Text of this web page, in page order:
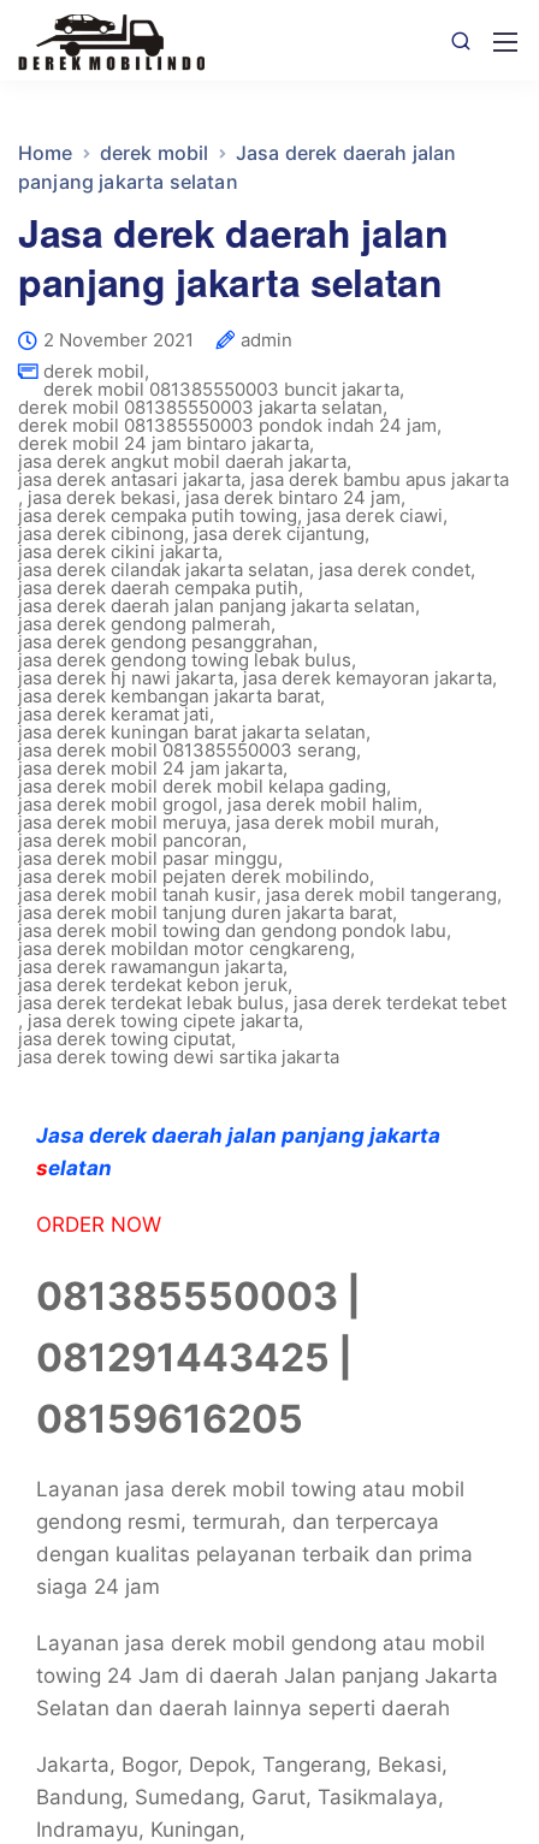
Home derek mobil
Jasa derek daerah jalan
panjang jakarta selatan
Jasa derek daerah jalan
panjang jakarta selatan
2 November 2021
admin
derek mobil,
derek mobil 081385550003 buncit jakarta,
derek mobil 081385550003 jakarta selatan,
derek mobil 081385550003 pondok indah 24 jam,
derek mobil 24 jam bintaro jakarta,
jasa derek angkut mobil daerah jakarta,
jasa derek antasari jakarta, jasa derek bambu apus jakarta
, jasa derek bekasi,jasa derek bintaro 24 jam,
jasa derek cempaka putih towing, jasa derek ciawi,
jasa derek cibinong,jasa derek cijantung,
jasa derek cikini jakarta,
jasa derek cilandak jakarta selatan, jasa derek condet,
jasa derek daerah cempaka putih,
jasa derek daerah jalan panjang jakarta selatan,
jasa derek gendong palmerah,
jasa derek gendong pesanggrahan,
jasa derek gendong towing lebak bulus,
jasa derek hj nawi jakarta,jasa derek kemayoran jakarta,
jasa derek kembangan jakarta barat,
jasa derek keramat jati,
jasa derek kuningan barat jakarta selatan,
jasa derek mobil 081385550003 serang,
jasa derek mobil 24 jam jakarta,
jasa derek mobil derek mobil kelapa gading,
jasa derek mobil grogol, jasa derek mobil halim,
jasa derek mobil meruya, jasa derek mobil murah,
jasa derek mobil pancoran,
jasa derek mobil pasar minggu,
jasa derek mobil pejaten derek mobilindo,
jasa derek mobil tanah kusir, jasa derek mobil tangerang,
jasa derek mobil tanjung duren jakarta barat,
jasa derek mobil towing dan gendong pondok labu,
jasa derek mobildan motor cengkareng,
jasa derek rawamangun jakarta,
jasa derek terdekat kebon jeruk,
jasa derek terdekat lebak bulus, jasa derek terdekat tebet
, jasa derek towing cipete jakarta,
jasa derek towing ciputat,
jasa derek towing dewi sartika jakarta
Jasa derek daerah jalan panjang jakarta
selatan
ORDER NOW
081385550003 |
081291443425 |
08159616205
Layanan jasa derek mobil towing atau mobil
gendong resmi, termurah, dan terpercaya
dengan kualitas pelayanan terbaik dan prima
siaga 24 jam
Layanan jasa derek mobil gendong atau mobil
towing 24 Jam di daerah Jalan panjang Jakarta
Selatan dan daerah lainnya seperti daerah
Jakarta, Bogor, Depok, Tangerang, Bekasi,
Bandung, Sumedang, Garut, Tasikmalaya,
Indramayu, Kuningan,